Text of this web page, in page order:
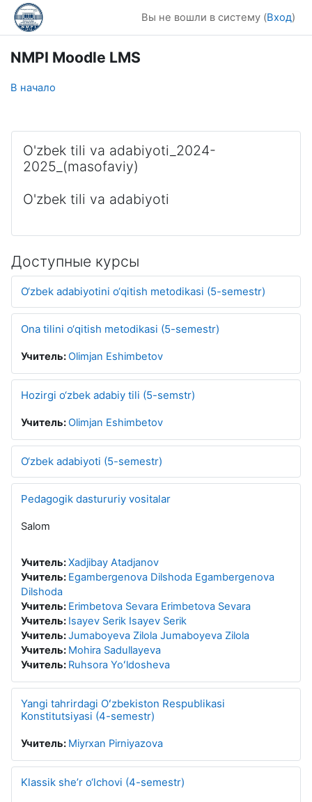
Перейти к основному содержанию
Вы не вошли в систему (Вход)
NMPI Moodle LMS
В начало
O'zbek tili va adabiyoti_2024-
2025_(masofaviy)
O'zbek tili va adabiyoti
Доступные курсы
O‘zbek adabiyotini o‘qitish metodikasi (5-semestr)
Ona tilini o‘qitish metodikasi (5-semestr)
Учитель:Olimjan Eshimbetov
Hozirgi o‘zbek adabiy tili (5-semstr)
Учитель:Olimjan Eshimbetov
O‘zbek adabiyoti (5-semestr)
Pedagogik dastururiy vositalar
Salom
Учитель:Xadjibay Atadjanov
Учитель: Egambergenova Dilshoda Egambergenova
Dilshoda
Учитель: Erimbetova Sevara Erimbetova Sevara
Учитель: Isayev Serik Isayev Serik
Учитель:Jumaboyeva Zilola Jumaboyeva Zilola
Учитель: Mohira Sadullayeva
Учитель: Ruhsora Yoʻldosheva
Yangi tahrirdagi Oʻzbekiston Respublikasi
Konstitutsiyasi (4-semestr)
Учитель: Miyrxan Pirniyazova
Klassik she’r o‘lchovi (4-semestr)